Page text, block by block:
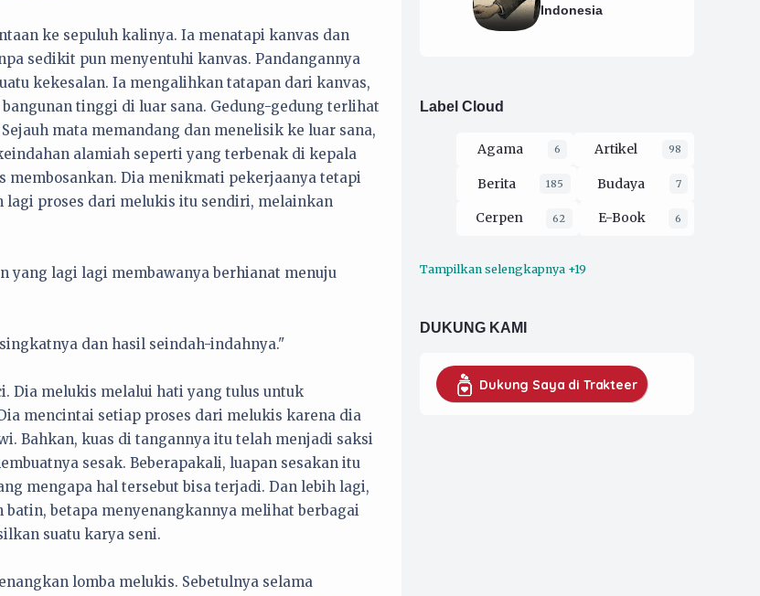
ke sepuluh kalinya. Ia menatapi kanvas dan
sedikit pun menyentuhi kanvas. Pandangannya
kekesalan. Ia mengalihkan tatapan dari kanvas,
tinggi di luar sana. Gedung-gedung terlihat
mata memandang dan menelisik ke luar sana,
alamiah seperti yang terbenak di kepala
membosankan. Dia menikmati pekerjaanya tetapi
proses dari melukis itu sendiri, melainkan
yang lagi lagi membawanya berhianat menuju
dan hasil seindah-indahnya."
Dia melukis melalui hati yang tulus untuk
mencintai setiap proses dari melukis karena dia
Bahkan, kuas di tangannya itu telah menjadi saksi
sesak. Beberapakali, luapan sesakan itu
mengapa hal tersebut bisa terjadi. Dan lebih lagi,
betapa menyenangkannya melihat berbagai
suatu karya seni.
lomba melukis. Sebetulnya selama
Indonesia
Label Cloud
Agama 6 Artikel 98
Berita 185 Budaya 7
Cerpen 62 E-Book 6
Ekologi
Kaprodi UMKM
Tampilkan selengkapnya +19
DUKUNG KAMI
Dukung Saya di Trakteer